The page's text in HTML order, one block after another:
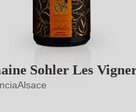
Sohler Les
Alsace